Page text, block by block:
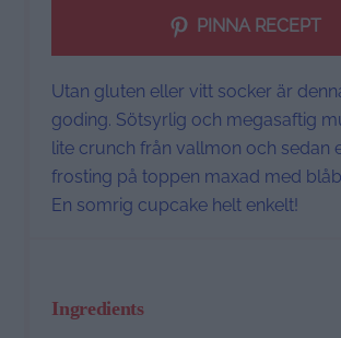
PINNA RECEPT
Utan gluten eller vitt socker är
goding. Sötsyrlig och megasaftig
lite crunch från vallmon och sedan
frosting på toppen maxad med
En somrig cupcake helt enkelt!
Ingredients